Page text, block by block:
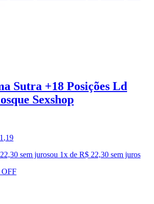
Sutra +18 Posições Ld
Sexshop
,19
sem jurosou 1x de R$ 22,30 sem juros
OFF